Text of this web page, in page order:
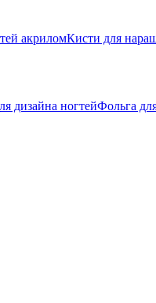
акриломКисти для
дизайна ногтейФольга